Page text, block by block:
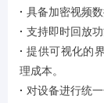
· 具备加密视频
· 支持即时回放
·提供可视化的
理成本。
· 对设备进行统